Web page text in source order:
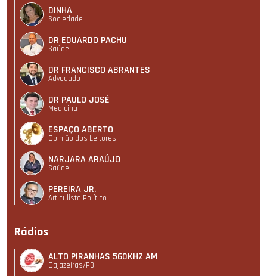
DINHA
Sociedade
DR EDUARDO PACHU
Saúde
DR FRANCISCO ABRANTES
Advogado
DR PAULO JOSÉ
Medicina
ESPAÇO ABERTO
Opinião dos Leitores
NARJARA ARAÚJO
Saúde
PEREIRA JR.
Articulista Polí­tico
Rádios
ALTO PIRANHAS 560KHZ AM
Cajazeiras/PB